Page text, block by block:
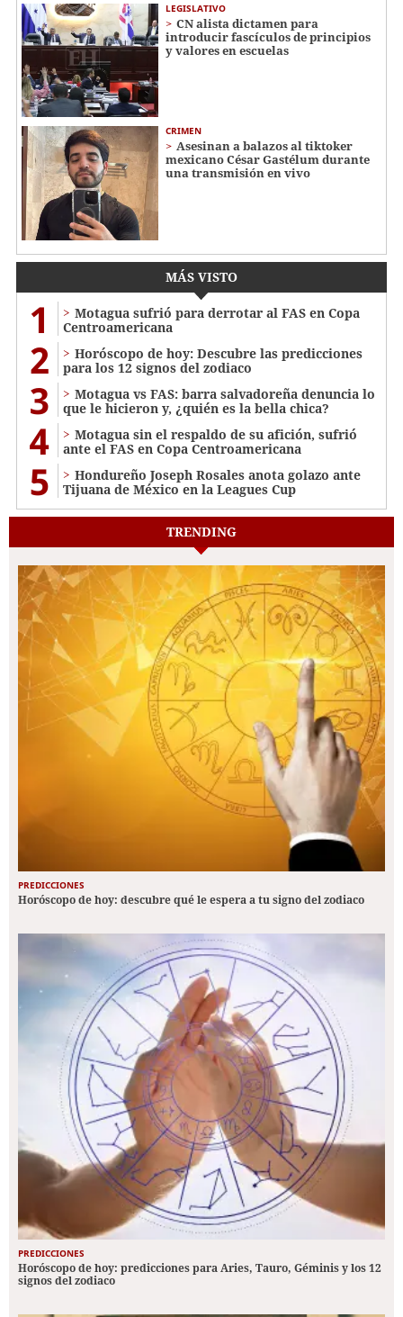
LEGISLATIVO
CN alista dictamen para
introducir fascículos de principios
y valores en escuelas
CRIMEN
Asesinan a balazos al tiktoker
mexicano César Gastélum durante
una transmisión en vivo
MÁS VISTO
1
Motagua sufrió para derrotar al FAS en Copa
Centroamericana
2
Horóscopo de hoy: Descubre las predicciones
para los 12 signos del zodiaco
3
Motagua vs FAS: barra salvadoreña denuncia lo
que le hicieron y, ¿quién es la bella chica?
4
Motagua sin el respaldo de su afición, sufrió
ante el FAS en Copa Centroamericana
5
Hondureño Joseph Rosales anota golazo ante
Tijuana de México en la Leagues Cup
TRENDING
PREDICCIONES
Horóscopo de hoy: descubre qué le espera a tu signo del zodiaco
PREDICCIONES
Horóscopo de hoy: predicciones para Aries, Tauro, Géminis y los 12
signos del zodiaco